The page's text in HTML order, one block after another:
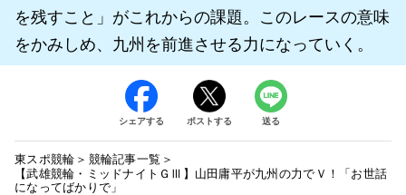
を残すこと」がこれからの課題。このレースの意味
をかみしめ、九州を前進させる力になっていく。
シェアする ポストする 送る
東スポ競輪
競輪記事一覧
【武雄競輪・ミッドナイトＧⅢ】山田庸平が九州の力でＶ！「お世話
になってばかりで」